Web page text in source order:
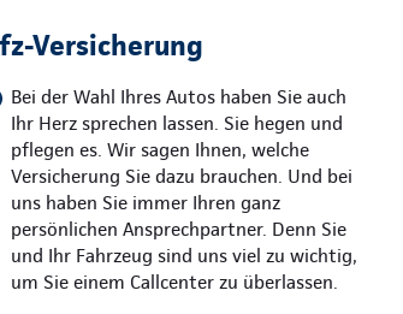
Versicherung
Bei der Wahl Ihres Autos haben Sie auch
Ihr Herz sprechen lassen. Sie hegen und
pflegen es. Wir sagen Ihnen, welche
Versicherung Sie dazu brauchen. Und bei
uns haben Sie immer Ihren ganz
persönlichen Ansprechpartner. Denn Sie
und Ihr Fahrzeug sind uns viel zu wichtig,
um Sie einem Callcenter zu überlassen.